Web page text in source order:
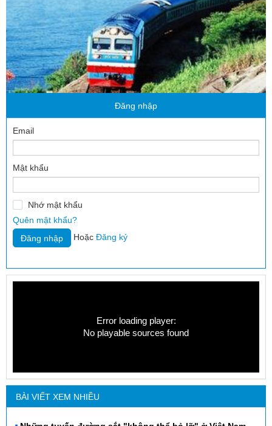
Đăng nhập
Email
Mật khẩu
Nhớ mật khẩu
Quên mật khẩu?
Hoặc Đăng ký
Error loading player:
No playable sources found
BÀI VIẾT XEM NHIỀU